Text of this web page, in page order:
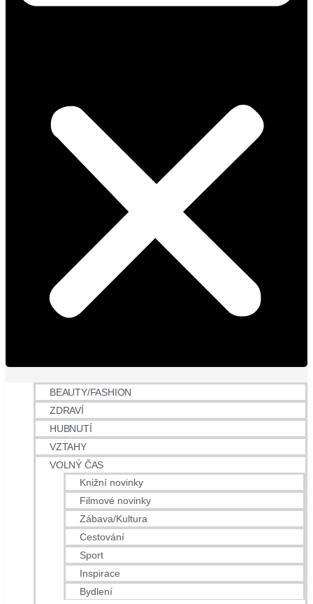
BEAUTY/FASHION
ZDRAVÍ
HUBNUTÍ
VZTAHY
VOLNÝ ČAS
Knižní novinky
Filmové novinky
Zábava/Kultura
Cestování
Sport
Inspirace
Bydlení